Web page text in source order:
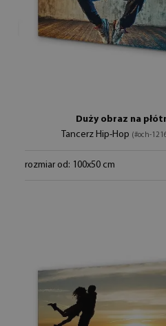
Duży obraz na
Tancerz Hip-Hop (#och-
rozmiar od: 100x50 cm